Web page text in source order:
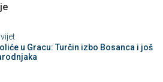
u Gracu: Turčin izbo Bosanca i još